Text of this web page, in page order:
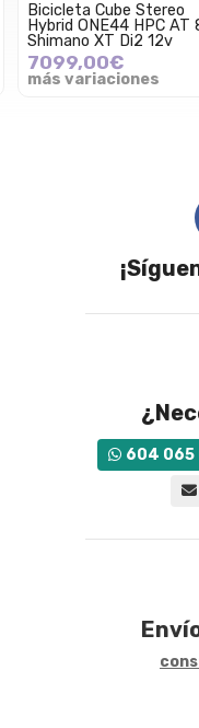
Bicicleta Cube Stereo
Hybrid ONE44 HPC AT
Shimano XT Di2 12v
7099,00€
más variaciones
604 065